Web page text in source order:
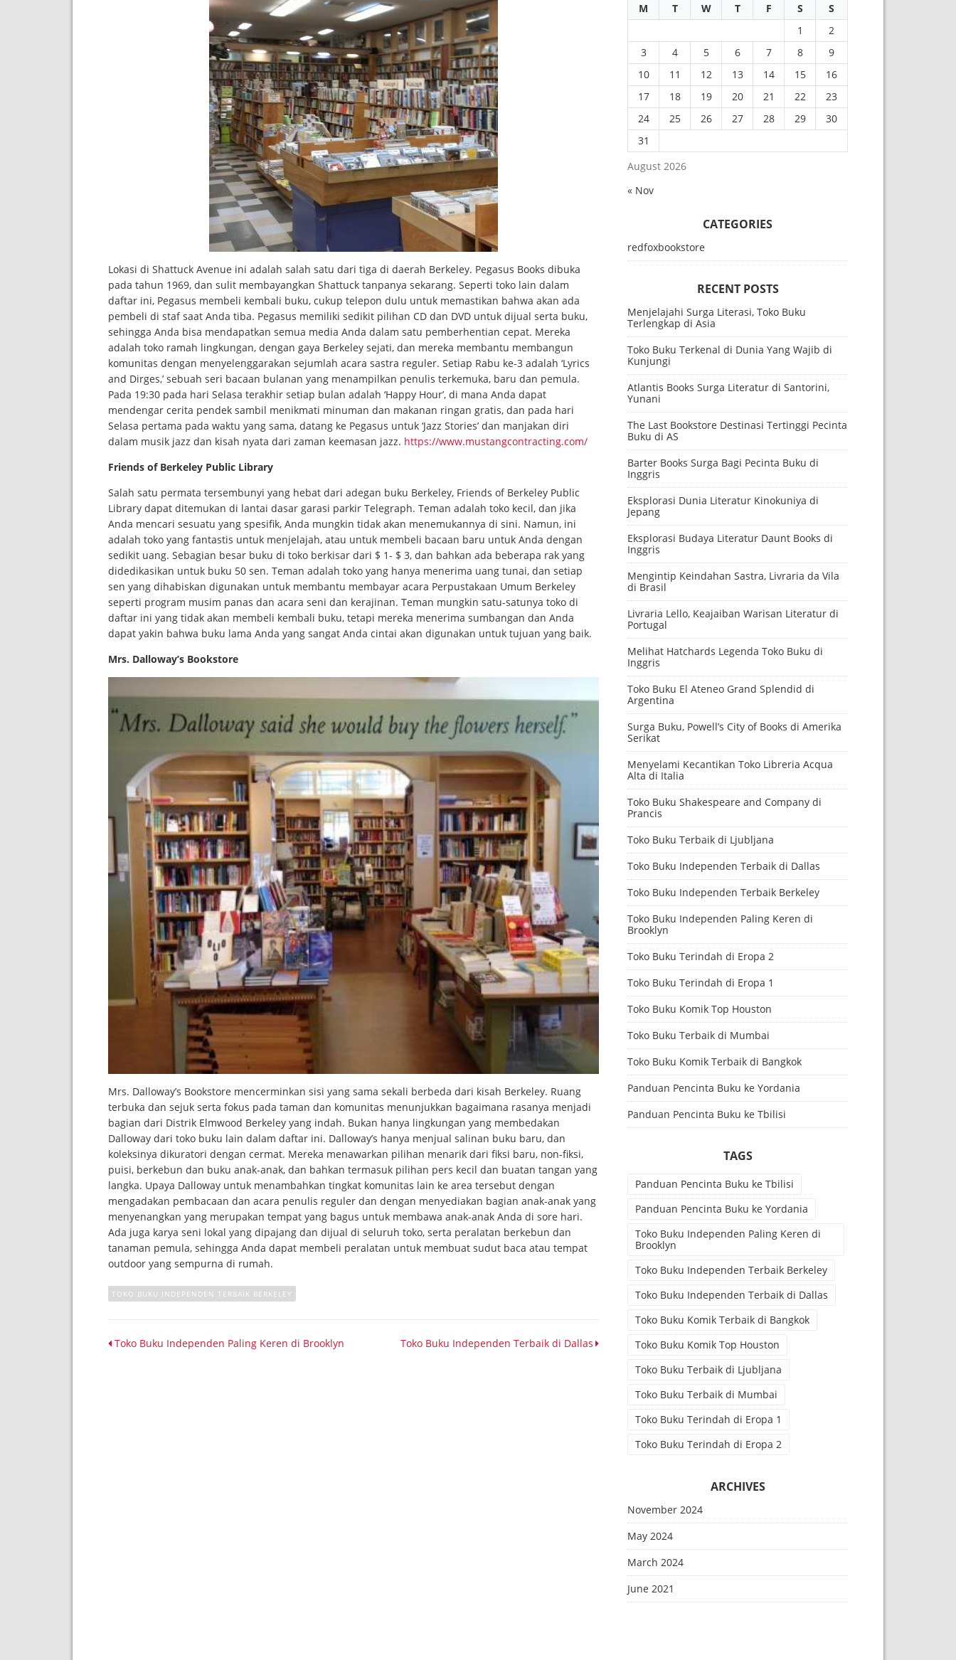
Lokasi di Shattuck Avenue ini adalah salah satu dari tiga di daerah Berkeley. Pegasus Books dibuka
pada tahun 1969, dan sulit membayangkan Shattuck tanpanya sekarang. Seperti toko lain dalam
daftar ini, Pegasus membeli kembali buku, cukup telepon dulu untuk memastikan bahwa akan ada
pembeli di staf saat Anda tiba. Pegasus memiliki sedikit pilihan CD dan DVD untuk dijual serta buku,
sehingga Anda bisa mendapatkan semua media Anda dalam satu pemberhentian cepat. Mereka
adalah toko ramah lingkungan, dengan gaya Berkeley sejati, dan mereka membantu membangun
komunitas dengan menyelenggarakan sejumlah acara sastra reguler. Setiap Rabu ke-3 adalah ‘Lyrics
and Dirges,’ sebuah seri bacaan bulanan yang menampilkan penulis terkemuka, baru dan pemula.
Pada 19:30 pada hari Selasa terakhir setiap bulan adalah ‘Happy Hour’, di mana Anda dapat
mendengar cerita pendek sambil menikmati minuman dan makanan ringan gratis, dan pada hari
Selasa pertama pada waktu yang sama, datang ke Pegasus untuk ‘Jazz Stories’ dan manjakan diri
dalam musik jazz dan kisah nyata dari zaman keemasan jazz. https://www.mustangcontracting.com/
Friends of Berkeley Public Library
Salah satu permata tersembunyi yang hebat dari adegan buku Berkeley, Friends of Berkeley Public
Library dapat ditemukan di lantai dasar garasi parkir Telegraph. Teman adalah toko kecil, dan jika
Anda mencari sesuatu yang spesifik, Anda mungkin tidak akan menemukannya di sini. Namun, ini
adalah toko yang fantastis untuk menjelajah, atau untuk membeli bacaan baru untuk Anda dengan
sedikit uang. Sebagian besar buku di toko berkisar dari $ 1- $ 3, dan bahkan ada beberapa rak yang
didedikasikan untuk buku 50 sen. Teman adalah toko yang hanya menerima uang tunai, dan setiap
sen yang dihabiskan digunakan untuk membantu membayar acara Perpustakaan Umum Berkeley
seperti program musim panas dan acara seni dan kerajinan. Teman mungkin satu-satunya toko di
daftar ini yang tidak akan membeli kembali buku, tetapi mereka menerima sumbangan dan Anda
dapat yakin bahwa buku lama Anda yang sangat Anda cintai akan digunakan untuk tujuan yang baik.
Mrs. Dalloway’s Bookstore
Mrs. Dalloway’s Bookstore mencerminkan sisi yang sama sekali berbeda dari kisah Berkeley. Ruang
terbuka dan sejuk serta fokus pada taman dan komunitas menunjukkan bagaimana rasanya menjadi
bagian dari Distrik Elmwood Berkeley yang indah. Bukan hanya lingkungan yang membedakan
Dalloway dari toko buku lain dalam daftar ini. Dalloway’s hanya menjual salinan buku baru, dan
koleksinya dikuratori dengan cermat. Mereka menawarkan pilihan menarik dari fiksi baru, non-fiksi,
puisi, berkebun dan buku anak-anak, dan bahkan termasuk pilihan pers kecil dan buatan tangan yang
langka. Upaya Dalloway untuk menambahkan tingkat komunitas lain ke area tersebut dengan
mengadakan pembacaan dan acara penulis reguler dan dengan menyediakan bagian anak-anak yang
menyenangkan yang merupakan tempat yang bagus untuk membawa anak-anak Anda di sore hari.
Ada juga karya seni lokal yang dipajang dan dijual di seluruh toko, serta peralatan berkebun dan
tanaman pemula, sehingga Anda dapat membeli peralatan untuk membuat sudut baca atau tempat
outdoor yang sempurna di rumah.
TOKO BUKU INDEPENDEN TERBAIK BERKELEY
Toko Buku Independen Paling Keren di Brooklyn Toko Buku Independen Terbaik di Dallas
August 2026
M T W T F S
S
1
2
3
4 5 6 7 8
9
10
11 12 13 14 15
16
17
18 19 20 21 22
23
24
25 26 27 28 29
30
31
« Nov
CATEGORIES
redfoxbookstore
RECENT POSTS
Menjelajahi Surga Literasi, Toko Buku
Terlengkap di Asia
Toko Buku Terkenal di Dunia Yang Wajib di
Kunjungi
Atlantis Books Surga Literatur di Santorini,
Yunani
The Last Bookstore Destinasi Tertinggi Pecinta
Buku di AS
Barter Books Surga Bagi Pecinta Buku di
Inggris
Eksplorasi Dunia Literatur Kinokuniya di
Jepang
Eksplorasi Budaya Literatur Daunt Books di
Inggris
Mengintip Keindahan Sastra, Livraria da Vila
di Brasil
Livraria Lello, Keajaiban Warisan Literatur di
Portugal
Melihat Hatchards Legenda Toko Buku di
Inggris
Toko Buku El Ateneo Grand Splendid di
Argentina
Surga Buku, Powell’s City of Books di Amerika
Serikat
Menyelami Kecantikan Toko Libreria Acqua
Alta di Italia
Toko Buku Shakespeare and Company di
Prancis
Toko Buku Terbaik di Ljubljana
Toko Buku Independen Terbaik di Dallas
Toko Buku Independen Terbaik Berkeley
Toko Buku Independen Paling Keren di
Brooklyn
Toko Buku Terindah di Eropa 2
Toko Buku Terindah di Eropa 1
Toko Buku Komik Top Houston
Toko Buku Terbaik di Mumbai
Toko Buku Komik Terbaik di Bangkok
Panduan Pencinta Buku ke Yordania
Panduan Pencinta Buku ke Tbilisi
TAGS
Panduan Pencinta Buku ke Tbilisi
Panduan Pencinta Buku ke Yordania
Toko Buku Independen Paling Keren di
Brooklyn
Toko Buku Independen Terbaik Berkeley
Toko Buku Independen Terbaik di Dallas
Toko Buku Komik Terbaik di Bangkok
Toko Buku Komik Top Houston
Toko Buku Terbaik di Ljubljana
Toko Buku Terbaik di Mumbai
Toko Buku Terindah di Eropa 1
Toko Buku Terindah di Eropa 2
ARCHIVES
November 2024
May 2024
March 2024
June 2021